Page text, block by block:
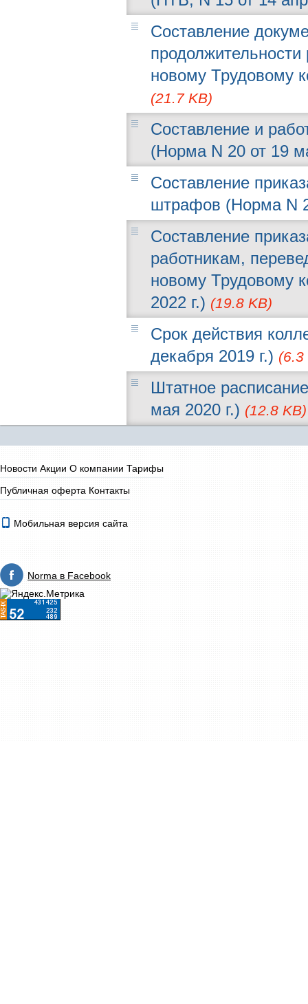
Составление
новому Трудовому
(21.7 KB)
Составление и
(Норма N 20 от 19
Составление
штрафов (Норма N
Составление
работникам,
новому Трудовому
2022 г.) (19.8 KB)
Срок действия
декабря 2019 г.) (6.3
Штатное
мая 2020 г.) (12.8 KB)
Новости Акции О компании Тарифы
Публичная оферта Контакты
Мобильная версия сайта
Norma в Facebook